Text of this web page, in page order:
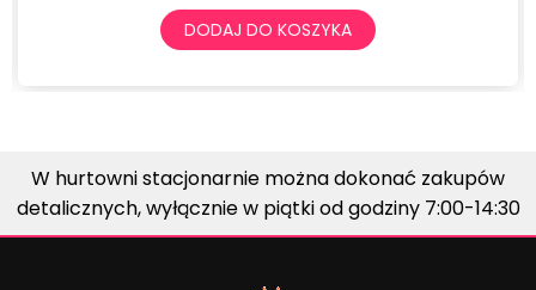
DO KOSZYKA
W hurtowni stacjonarnie można dokonać zakupów
detalicznych, wyłącznie w piątki od godziny 7:00-14:30